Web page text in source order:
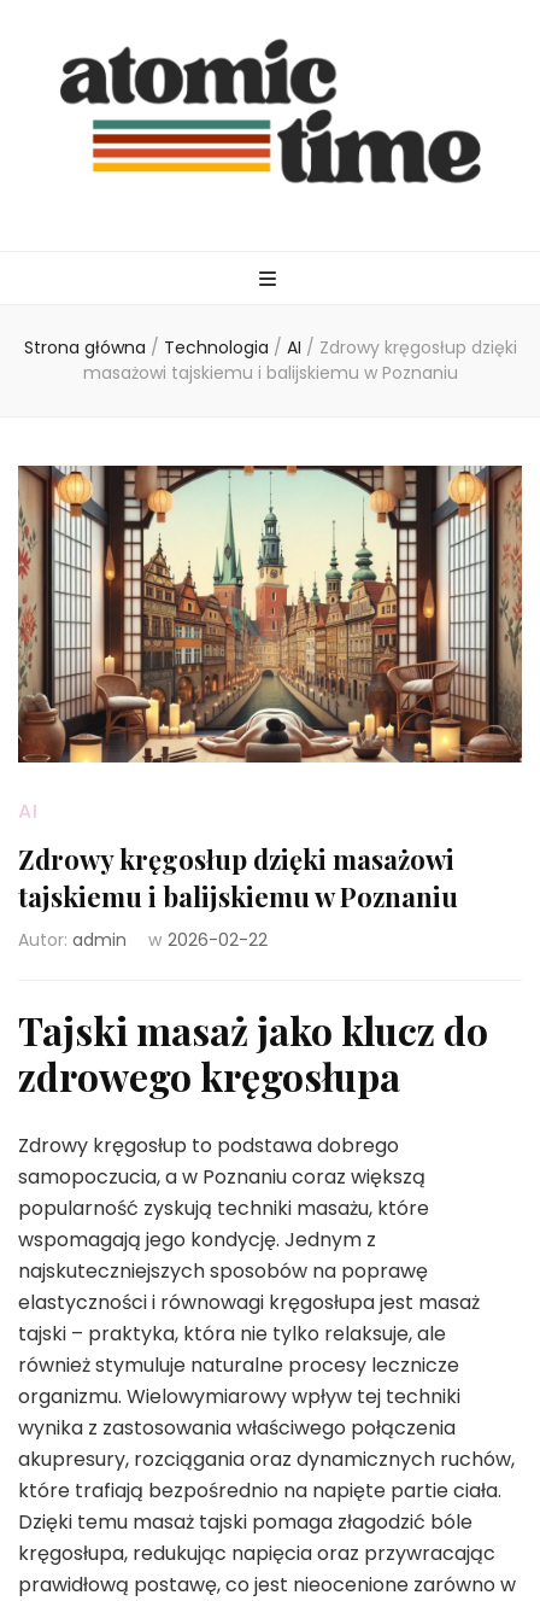
Strona główna / Technologia / AI / Zdrowy kręgosłup dzięki
masażowi tajskiemu i balijskiemu w Poznaniu
AI
Zdrowy kręgosłup dzięki masażowi
tajskiemu i balijskiemu w Poznaniu
Autor: admin w 2026-02-22
Tajski masaż jako klucz do
zdrowego kręgosłupa
Zdrowy kręgosłup to podstawa dobrego
samopoczucia, a w Poznaniu coraz większą
popularność zyskują techniki masażu, które
wspomagają jego kondycję. Jednym z
najskuteczniejszych sposobów na poprawę
elastyczności i równowagi kręgosłupa jest masaż
tajski – praktyka, która nie tylko relaksuje, ale
również stymuluje naturalne procesy lecznicze
organizmu. Wielowymiarowy wpływ tej techniki
wynika z zastosowania właściwego połączenia
akupresury, rozciągania oraz dynamicznych ruchów,
które trafiają bezpośrednio na napięte partie ciała.
Dzięki temu masaż tajski pomaga złagodzić bóle
kręgosłupa, redukując napięcia oraz przywracając
prawidłową postawę, co jest nieocenione zarówno w